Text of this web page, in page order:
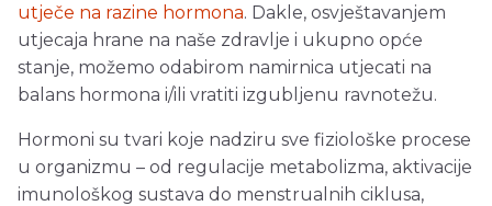
utječe na razine hormona. Dakle, osvještavanjem
utjecaja hrane na naše zdravlje i ukupno opće
stanje, možemo odabirom namirnica utjecati na
balans hormona i/ili vratiti izgubljenu ravnotežu.
Hormoni su tvari koje nadziru sve fiziološke procese
u organizmu – od regulacije metabolizma, aktivacije
imunološkog sustava do menstrualnih ciklusa,